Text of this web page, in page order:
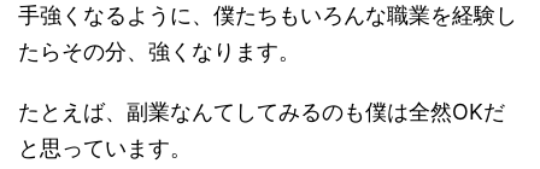
手強くなるように、僕たちもいろんな職業を経験し
たらその分、強くなります。
たとえば、副業なんてしてみるのも僕は全然OKだ
と思っています。